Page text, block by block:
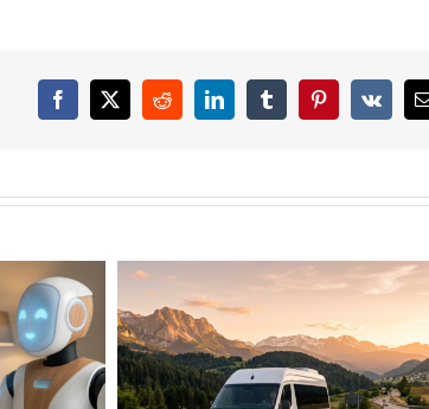
Facebook
X RedditLinkedInTumblrPinterest
Vk